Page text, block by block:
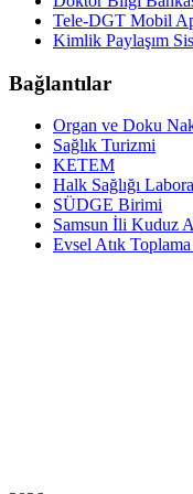
Tele-DGT Mobil
Kimlik Paylaşım
Bağlantılar
Organ ve Doku
Sağlık Turizmi
KETEM
Halk Sağlığı
SÜDGE Birimi
Samsun İli Kuduz
Evsel Atık